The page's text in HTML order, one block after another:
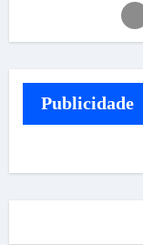
Publicidade